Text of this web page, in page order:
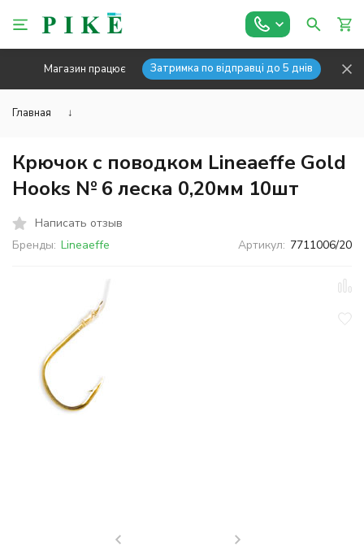
Магазин працює Затримка по відправці до 5 днів
Главная ↓
Крючок с поводком Lineaeffe Gold
Hooks № 6 леска 0,20мм 10шт
Написать отзыв
Бренды: Lineaeffe Артикул: 7711006/20